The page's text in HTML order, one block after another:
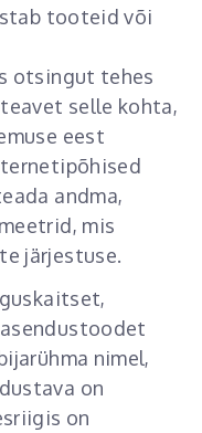
tooteid või
otsingut tehes
selle kohta,
eest
andma,
mis
järjestuse.
nimel,
on
on